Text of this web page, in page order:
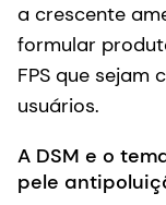
a crescente
formular
FPS que sejam
usuários.
A DSM e o
pele